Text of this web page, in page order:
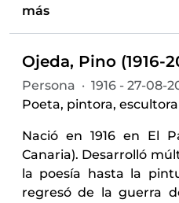
más
Ojeda, Pino (1916-
Persona · 1916 - 27-08-
Poeta, pintora,
Nació en 1916 en El
Canaria). Desarrolló
la poesía hasta la
regresó de la guerra